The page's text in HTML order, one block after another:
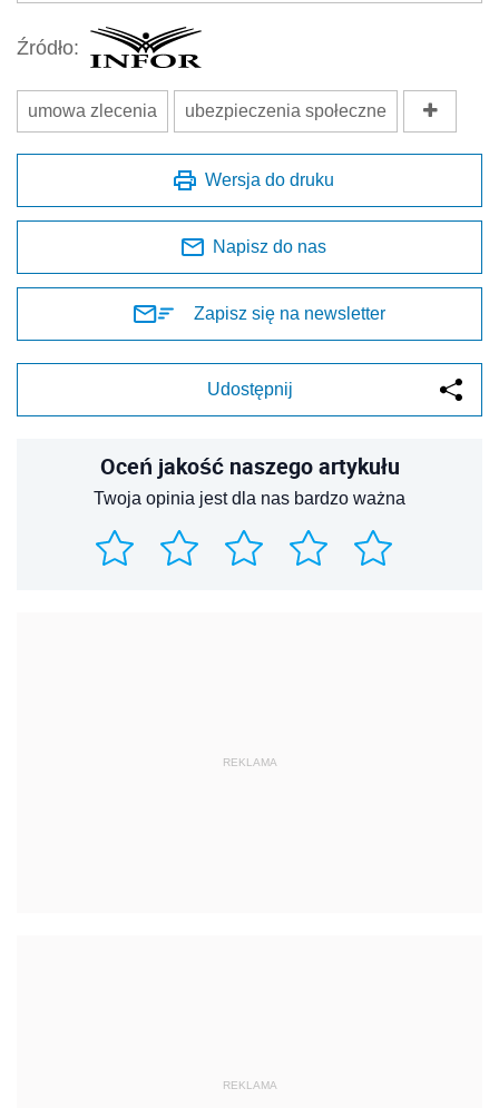
Źródło:
umowa zlecenia ubezpieczenia społeczne
Wersja do druku
Napisz do nas
Zapisz się na newsletter
Udostępnij
Oceń jakość naszego artykułu
Twoja opinia jest dla nas bardzo ważna
REKLAMA
REKLAMA